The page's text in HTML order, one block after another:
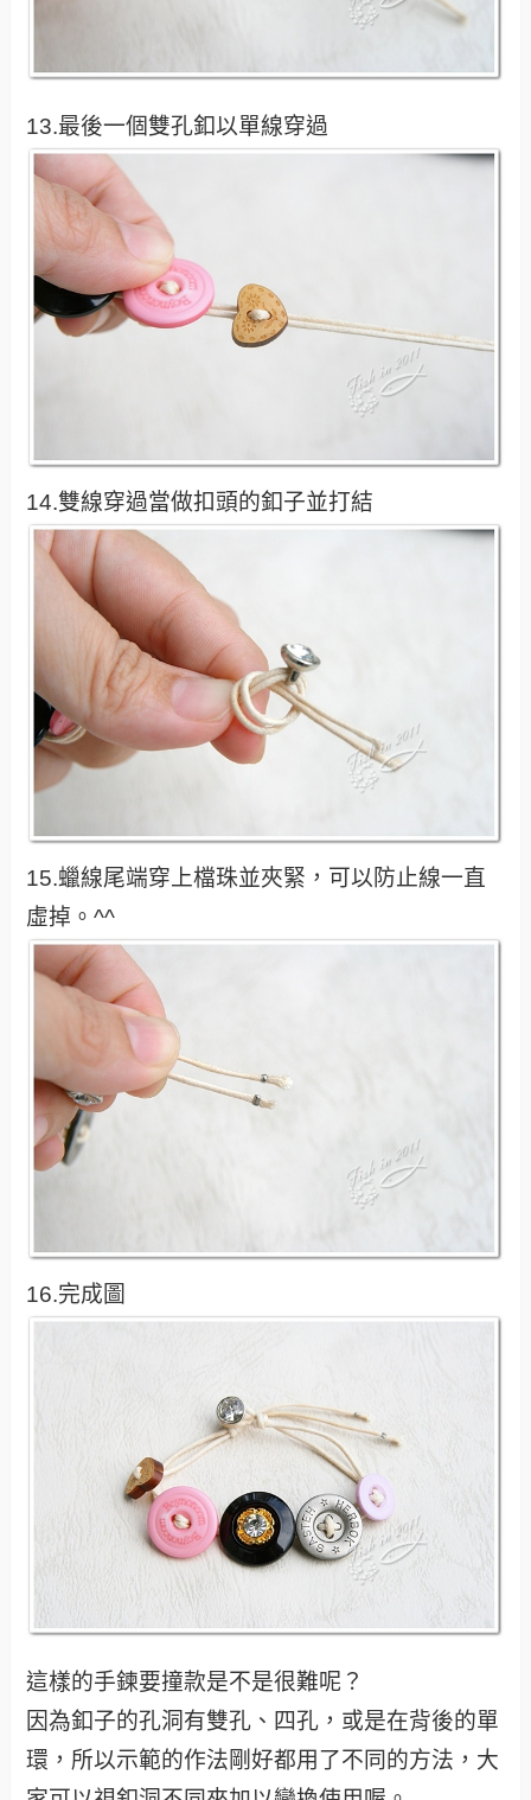
13.最後一個雙孔釦以單線穿過
14.雙線穿過當做扣頭的釦子並打結
15.蠟線尾端穿上檔珠並夾緊，可以防止線一直
虛掉。^^
16.完成圖
這樣的手鍊要撞款是不是很難呢？
因為釦子的孔洞有雙孔、四孔，或是在背後的單
環，所以示範的作法剛好都用了不同的方法，大